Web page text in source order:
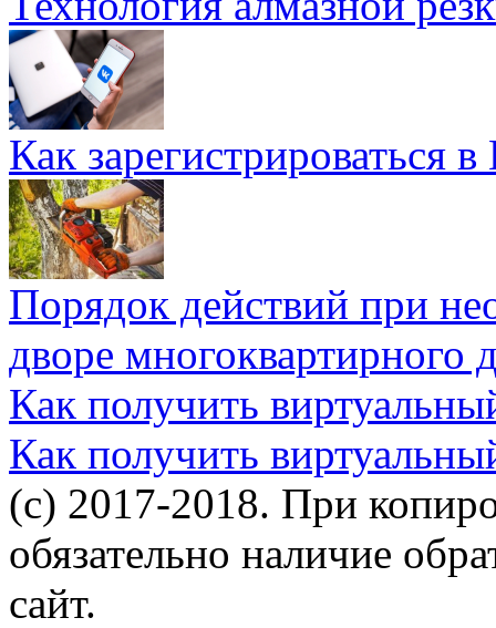
Как зарегистрироваться
Порядок действий при
дворе многоквартирного
Как получить
Как получить
(c) 2017-2018. При
обязательно наличие
сайт.